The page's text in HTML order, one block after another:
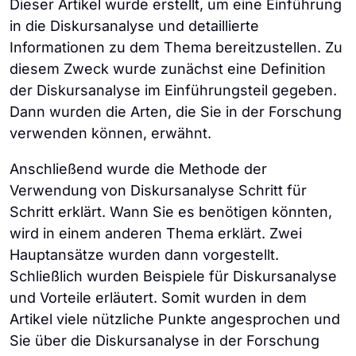
Machthierarchie und die sozialen
Ungleichheiten im Diskurs auf. Die
Pragmatik schließlich zielt darauf ab, die
Rolle des Kontexts und der Erfahrungen bei
der Gewährleistung oder Umsetzung von
Kommunikation zu erforschen. Im Ergebnis
helfen diese Theorien, die komplexe
Struktur der Kommunikation zu verstehen
und zu vereinfachen.
Einzelpersonen und Gruppen zu
untersuchen.
Kontext: Wann, wo, mit wem, warum und in
welchem Sinne die Sprache verwendet
wird, bildet den Kontext. Das bringt die
Schwierigkeit mit sich, die Sätze einfach zu
indem sie die Bedeutung und Funktion des
Kontextes untersucht.
Macht: Eine weitere Dimension des
Diskurses sind die sozialen
Machtverhältnisse. Es ist eine Tatsache,
dass Menschen je nach sozialen Faktoren
wie Alter, Position und sozioökonomischem
Status unterschiedliche Sprachen
interdisziplinäres Forschungsgebiet dient
sie auch als Brücke zwischen den
Sozialwissenschaften.
Sprachgebrauchs in der Tiefe und an der
Oberfläche. Sie untersucht die sozialen
Strukturen von Kommunikation und Sprache
innerhalb von Kontexten und
Bedeutungszusammenhängen. Sie versucht
zu verstehen, welche Wirkung die Merkmale
haben.
Dieser Artikel wurde erstellt, um eine Einführung
in die Diskursanalyse und detaillierte
Informationen zu dem Thema bereitzustellen. Zu
diesem Zweck wurde zunächst eine Definition
der Diskursanalyse im Einführungsteil gegeben.
Dann wurden die Arten, die Sie in der Forschung
verwenden können, erwähnt.
Anschließend wurde die Methode der
Verwendung von Diskursanalyse Schritt für
Schritt erklärt. Wann Sie es benötigen könnten,
wird in einem anderen Thema erklärt. Zwei
Hauptansätze wurden dann vorgestellt.
Schließlich wurden Beispiele für Diskursanalyse
und Vorteile erläutert. Somit wurden in dem
Artikel viele nützliche Punkte angesprochen und
Sie über die Diskursanalyse in der Forschung